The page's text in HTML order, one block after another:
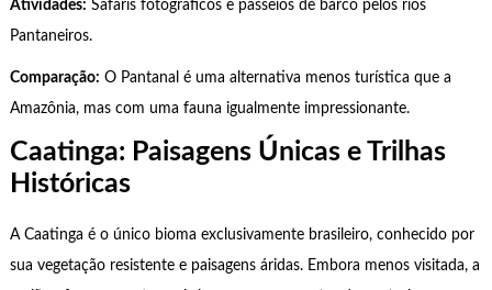
Atividades: Safáris fotográficos e passeios de barco pelos rios
Pantaneiros.
Comparação: O Pantanal é uma alternativa menos turística que a
Amazônia, mas com uma fauna igualmente impressionante.
Caatinga: Paisagens Únicas e Trilhas
Históricas
A Caatinga é o único bioma exclusivamente brasileiro, conhecido por
sua vegetação resistente e paisagens áridas. Embora menos visitada, a